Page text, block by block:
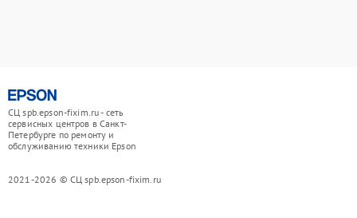
СЦ spb.epson-fixim.ru - сеть
сервисных центров в Санкт-
Петербурге по ремонту и
обслуживанию техники Epson
2021-2026 © СЦ spb.epson-fixim.ru